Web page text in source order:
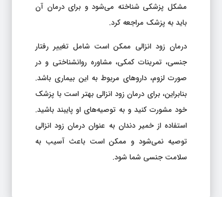
مشکل پزشکی شناخته می‌شود و برای درمان آن
باید به پزشک مراجعه کرد.
درمان زود انزالی ممکن است شامل تغییر رفتار
جنسی، تمرینات کمکی، مشاوره روانشناختی و در
صورت لزوم، داروهای مربوط به این بیماری باشد.
بنابراین، برای درمان زود انزالی بهتر است با پزشک
خود مشورت کنید و به توصیه‌های او پایبند باشید.
استفاده از خمیر دندان به عنوان درمان زود انزالی
توصیه نمی‌شود و ممکن است باعث آسیب به
سلامت جنسی شما شود.